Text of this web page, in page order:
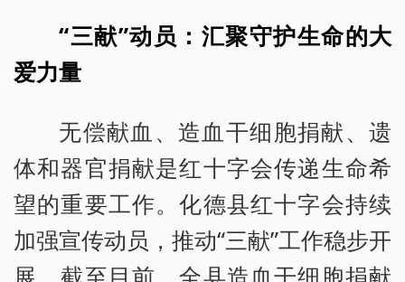
“三献”动员：汇聚守护生命的大
爱力量
无偿献血、造血干细胞捐献、遗
体和器官捐献是红十字会传递生命希
望的重要工作。化德县红十字会持续
加强宣传动员，推动“三献”工作稳步开
展。截至目前，全县造血干细胞捐献